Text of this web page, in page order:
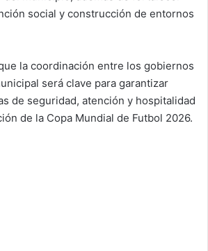
social y construcción de entornos
la coordinación entre los gobiernos
será clave para garantizar
de seguridad, atención y hospitalidad
de la Copa Mundial de Futbol 2026.